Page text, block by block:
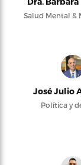
Salud Mental &
José Julio
Política y